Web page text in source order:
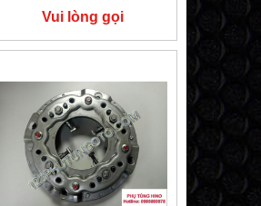
Vui lòng gọi